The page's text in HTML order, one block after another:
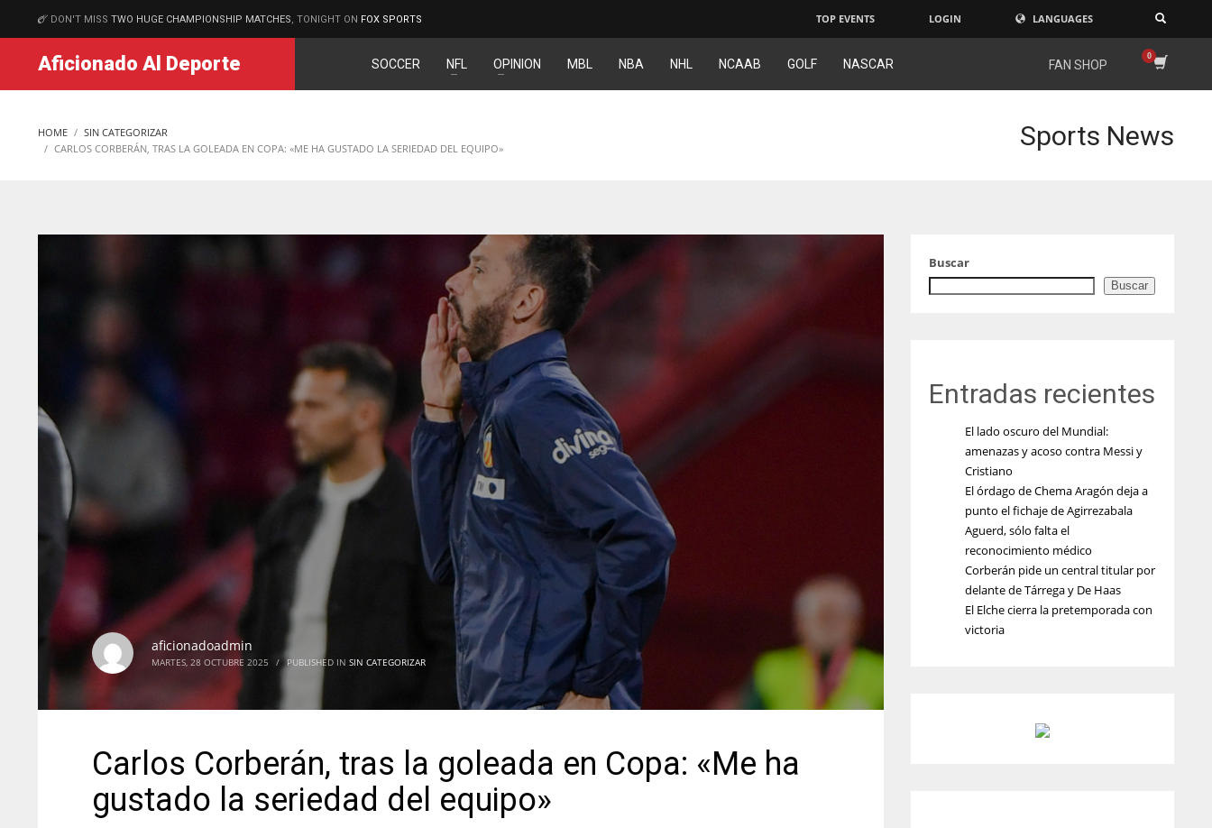
MATCHES
DON'T MISS TWO HUGE CHAMPIONSHIP MATCHES , TONIGHT ON FOX SPORTS TOP EVENTS LOGIN LANGUAGES
Aficionado Al Deporte SOCCER NFL OPINION MBL NBA NHL NCAAB GOLF NASCAR FAN SHOP
HOME
SIN CATEGORIZAR
CARLOS CORBERÁN, TRAS LA GOLEADA EN COPA: «ME HA GUSTADO LA SERIEDAD DEL EQUIPO»
Sports News
aficionadoadmin
MARTES, 28 OCTUBRE 2025 / PUBLISHED IN SIN CATEGORIZAR
Carlos Corberán, tras la goleada en Copa: «Me ha
gustado la seriedad del equipo»
Buscar
Buscar
Entradas recientes
El lado oscuro del Mundial:
amenazas y acoso contra Messi y
Cristiano
El órdago de Chema Aragón deja a
punto el fichaje de Agirrezabala
Aguerd, sólo falta el
reconocimiento médico
Corberán pide un central titular por
delante de Tárrega y De Haas
El Elche cierra la pretemporada con
victoria